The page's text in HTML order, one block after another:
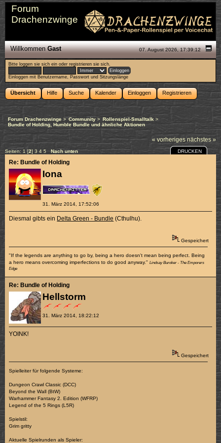
Forum
Drachenzwinge
07. August 2026, 17:39:12
WillkommenGast
Bitte loggen sie sich ein oderregistrieren sie sich.
Einloggen mit Benutzername, Passwort und Sitzungslänge
Übersicht Hilfe Suche Kalender Einloggen Registrieren
Forum Drachenzwinge > Community> Rollenspiel-Smalltalk >
Bundle of Holding, Humble Bundle und ähnliche Aktionen
« vorheriges nächstes »
Seiten: 1 [2] 3 4 5 Nach unten DRUCKEN
Iona
31. März 2014, 17:52:06
Re: Bundle of Holding
Diesmal gibts ein Delta Green - Bundle (Cthulhu).
Gespeichert
"If the legends are anything to go by, being a hero doesn't mean being perfect. Being
a hero means overcoming imperfections to do good anyway."Lindsay Buroker - The Emporers
Edge
Hellstorm
31. März 2014, 18:22:12
Re: Bundle of Holding
YOINK!
Gespeichert
Spielleiter für folgende Systeme:
Dungeon Crawl Classic (DCC)
Beyond the Wall (BtW)
Warhammer Fantasy 2. Edition (WFRP)
Legend of the 5 Rings (L5R)
Spielstil:
Grim gritty
Aktuelle Spielrunden als Spieler: